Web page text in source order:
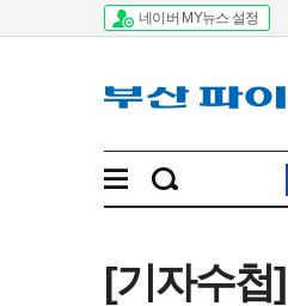
네이버 MY뉴스 설정
[기자수첩